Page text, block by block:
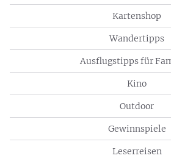
Kartenshop
Wandertipps
Ausflugstipps für
Kino
Outdoor
Gewinnspiele
Leserreisen